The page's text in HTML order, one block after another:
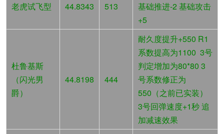
老虎试飞型 44.8343 513
基础推进-2 基础攻击
+5
杜鲁基斯
（闪光男
爵）
44.8198 444
耐久度提升+550 R1
系数提高为1100 3号
判定增加为80*80 3
号系数修正为
550（之前已实装）
3号回弹速度+1秒 追
加减速效果